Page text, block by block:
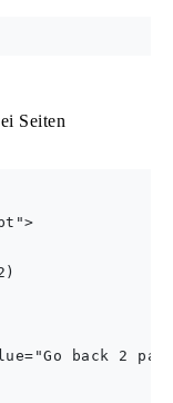
Seiten
back 2